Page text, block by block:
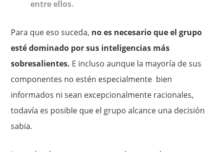
entre ellos.
Para que eso suceda, no es necesario que el grupo
esté dominado por sus inteligencias más
sobresalientes. E incluso aunque la mayoría de sus
componentes no estén especialmente bien
informados ni sean excepcionalmente racionales,
todavía es posible que el grupo alcance una decisión
sabia.